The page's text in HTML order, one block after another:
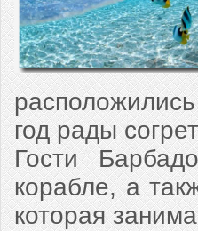
год рады
Гости
корабле, а
которая